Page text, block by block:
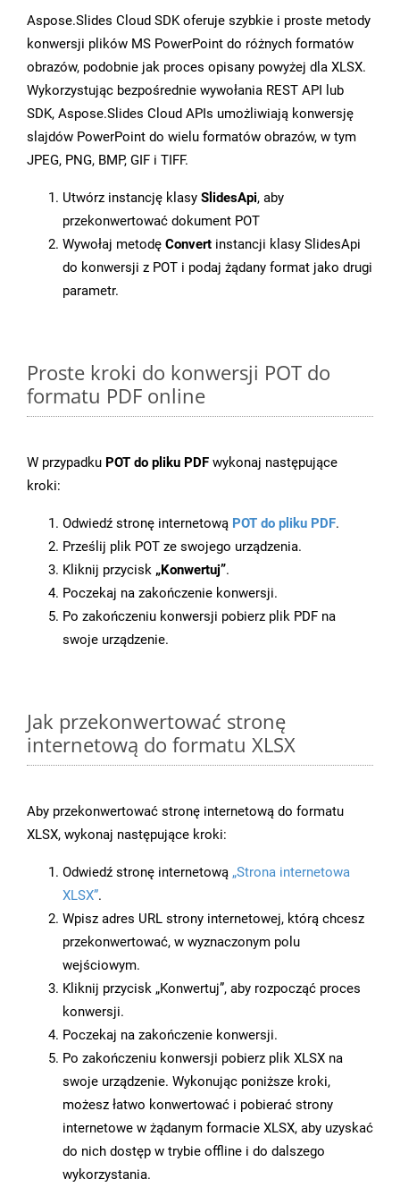
Aspose.Slides Cloud SDK oferuje szybkie i proste metody
konwersji plików MS PowerPoint do różnych formatów
obrazów, podobnie jak proces opisany powyżej dla XLSX.
Wykorzystując bezpośrednie wywołania REST API lub
SDK, Aspose.Slides Cloud APIs umożliwiają konwersję
slajdów PowerPoint do wielu formatów obrazów, w tym
JPEG, PNG, BMP, GIF i TIFF.
Utwórz instancję klasy SlidesApi, aby
przekonwertować dokument POT
Wywołaj metodę Convert instancji klasy SlidesApi
do konwersji z POT i podaj żądany format jako drugi
parametr.
Proste kroki do konwersji POT do
formatu PDF online
W przypadku POT do pliku PDF wykonaj następujące
kroki:
Odwiedź stronę internetową POT do pliku PDF.
Prześlij plik POT ze swojego urządzenia.
Kliknij przycisk „Konwertuj”.
Poczekaj na zakończenie konwersji.
Po zakończeniu konwersji pobierz plik PDF na
swoje urządzenie.
Jak przekonwertować stronę
internetową do formatu XLSX
Aby przekonwertować stronę internetową do formatu
XLSX, wykonaj następujące kroki:
Odwiedź stronę internetową „Strona internetowa
XLSX”.
Wpisz adres URL strony internetowej, którą chcesz
przekonwertować, w wyznaczonym polu
wejściowym.
Kliknij przycisk „Konwertuj”, aby rozpocząć proces
konwersji.
Poczekaj na zakończenie konwersji.
Po zakończeniu konwersji pobierz plik XLSX na
swoje urządzenie. Wykonując poniższe kroki,
możesz łatwo konwertować i pobierać strony
internetowe w żądanym formacie XLSX, aby uzyskać
do nich dostęp w trybie offline i do dalszego
wykorzystania.